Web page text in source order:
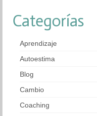
Categorías
Aprendizaje
Autoestima
Blog
Cambio
Coaching